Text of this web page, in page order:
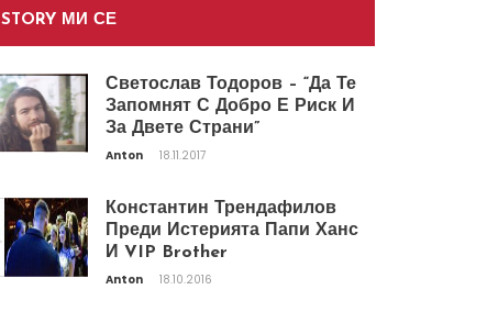
STORY МИ СЕ
Светослав Тодоров – “Да Те
Запомнят С Добро Е Риск И
За Двете Страни”
Anton 18.11.2017
Константин Трендафилов
Преди Истерията Папи Ханс
И VIP Brother
Anton 18.10.2016